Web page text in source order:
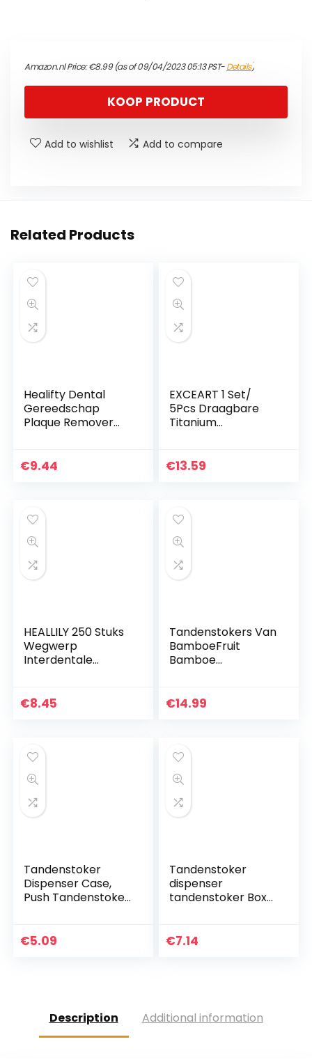
Amazon.nl Price:€8.99(as of 09/04/2023 05:13 PST-Details)
KOOP PRODUCT
Add to wishlist Add to compare
Related Products
Healifty Dental
Gereedschap
Plaque Remover
Scaler Tong
€9.44
EXCEART 1 Set/
5Pcs Draagbare
Titanium
Tandenstoker
€13.59
HEALLILY 250 Stuks
Wegwerp
Interdentale
Tandenstokers
€8.45
Tandenstokers Van
BamboeFruit
Bamboe
Tandenstoker
s…
€14.99
Tandenstoker
Dispenser Case,
Push Tandenstoker
Plastic
€5.09
Tandenstoker
dispenser
tandenstoker Box
tandenstoker
€7.14
Description Additional information